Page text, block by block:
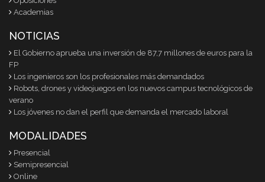
Academias
NOTICIAS
El Gobierno aprueba una inversión de 87,7 millones de euros para la
FP
Los ingenieros son los profesionales más demandados
Robots, drones y videojuegos en los nuevos campus tecnológicos de
verano
Los jóvenes no dan el perfil que demanda el mercado laboral
MODALIDADES
Presencial
Semipresencial
Online